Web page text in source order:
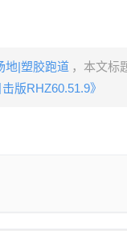
地|塑胶跑道 ，本文标
版RHZ60.51.9》